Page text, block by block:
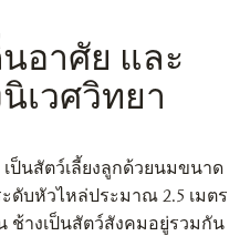
อาศัย และ
เวศวิทยา
เป็นสัตว์เลี้ยงลูกด้วยนมขนาด
ดับหัวไหล่ประมาณ 2.5 เมตร
ช้างเป็นสัตว์สังคมอยู่รวมกัน